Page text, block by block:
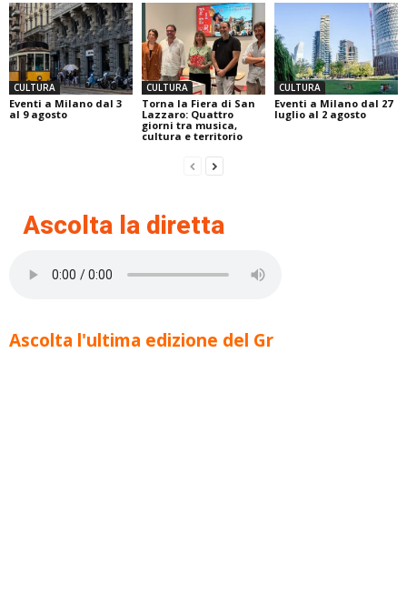
CULTURA
Eventi a Milano dal 3
al 9 agosto
CULTURA
Torna la Fiera di San
Lazzaro: Quattro
giorni tra musica,
cultura e territorio
CULTURA
Eventi a Milano dal 27
luglio al 2 agosto
Ascolta la diretta
Ascolta l'ultima edizione del Gr